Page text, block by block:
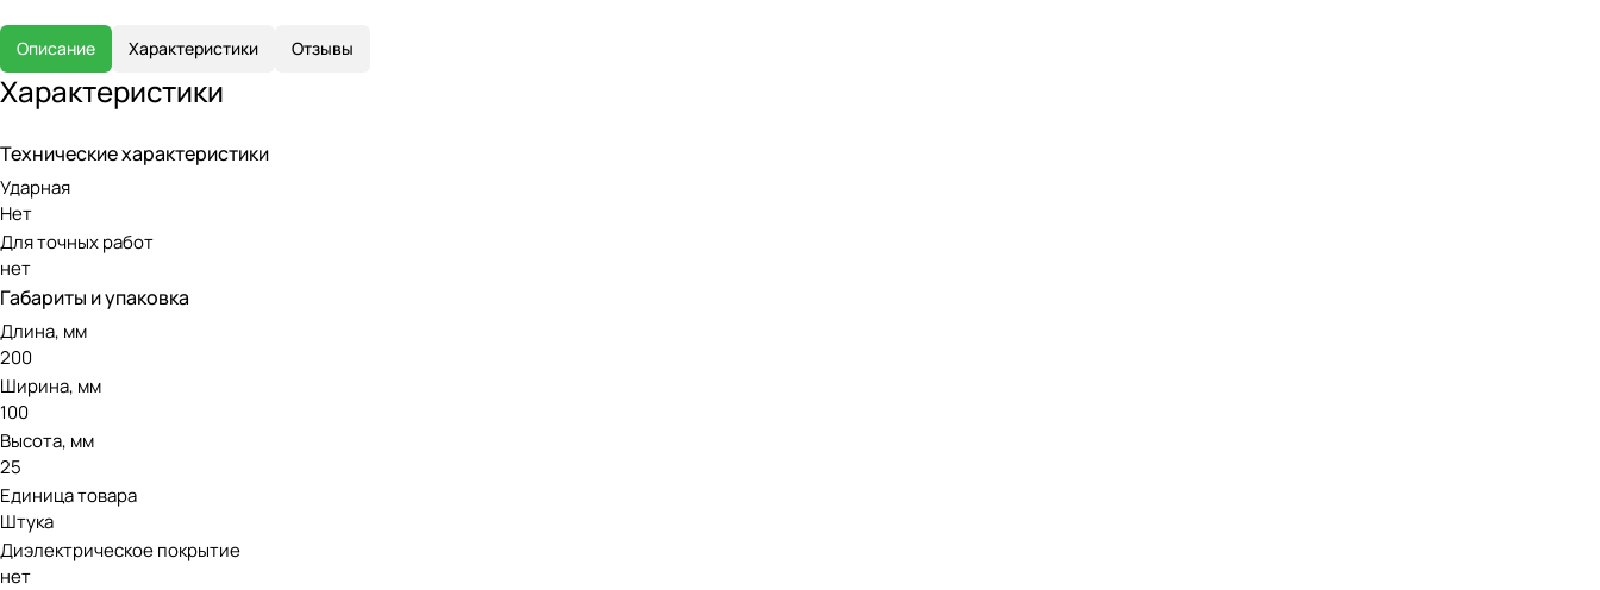
Описание Характеристики Отзывы
Характеристики
Технические характеристики
Ударная
Нет
Для точных работ
нет
Габариты и упаковка
Длина, мм
200
Ширина, мм
100
Высота, мм
25
Единица товара
Штука
Диэлектрическое покрытие
нет